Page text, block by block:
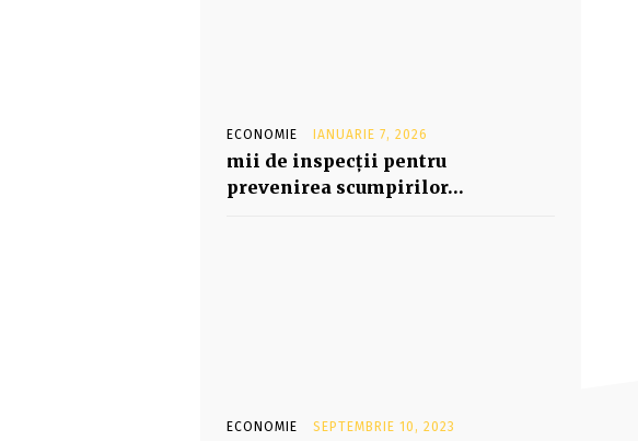
ECONOMIE IANUARIE 7, 2026
mii de inspecţii pentru
prevenirea scumpirilor…
ECONOMIE SEPTEMBRIE 10, 2023